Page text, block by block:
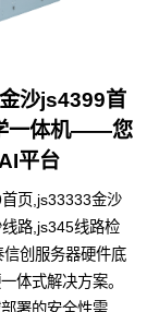
沙js4399首
一体机——您
平台
页,js33333金沙
路,js345线路检
创服务器硬件底
体式解决方案。
署的安全性需